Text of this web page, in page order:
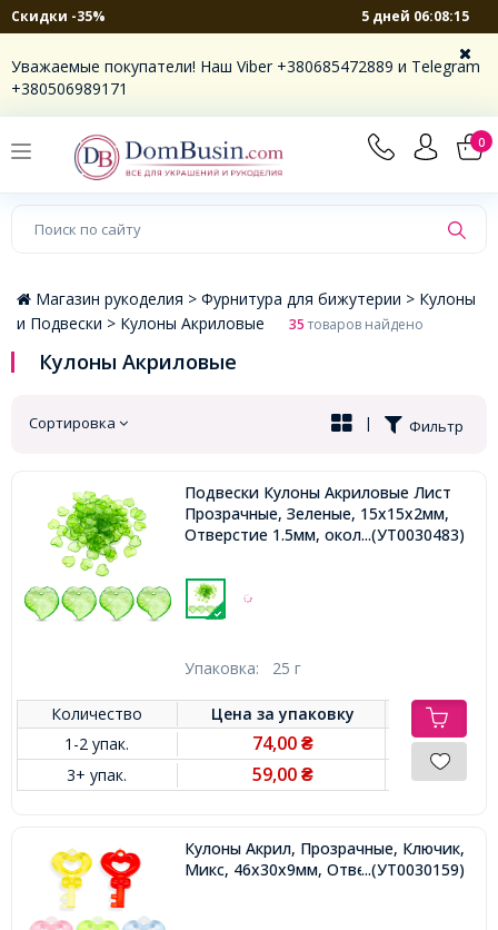
Скидки -35% 5 дней 06:08:14
Уважаемые покупатели! Наш Viber +380685472889 и Telegram
+380506989171
0
×
Магазин рукоделия > Фурнитура для бижутерии > Кулоны
и Подвески > Кулоны Акриловые 35товаров найдено
Кулоны Акриловые
Сортировка Фильтр
|
Подвески Кулоны Акриловые Лист
Прозрачные, Зеленые, 15х15х2мм,
Отверстие 1.5мм, около 80шт/25г,
...(УТ0030483)
Упаковка: 25 г
Количество Цена заупаковку
1-2 упак.
74,00₴
3+ упак. 59,00₴
Кулоны Акрил, Прозрачные, Ключик,
Микс, 46х30х9мм, Отверстие 2.5мм,
...(УТ0030159)